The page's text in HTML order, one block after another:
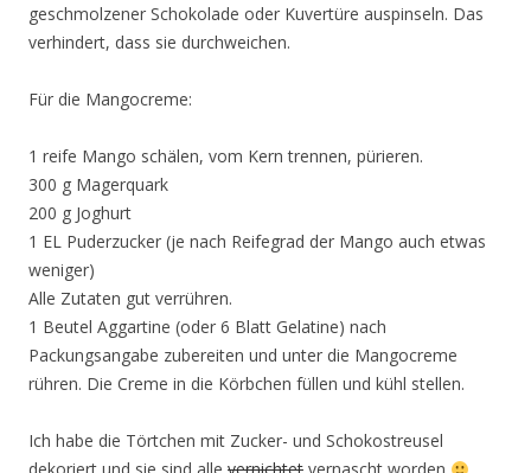
geschmolzener Schokolade oder Kuvertüre auspinseln. Das
verhindert, dass sie durchweichen.
Für die Mangocreme:
1 reife Mango schälen, vom Kern trennen, pürieren.
300 g Magerquark
200 g Joghurt
1 EL Puderzucker (je nach Reifegrad der Mango auch etwas
weniger)
Alle Zutaten gut verrühren.
1 Beutel Aggartine (oder 6 Blatt Gelatine) nach
Packungsangabe zubereiten und unter die Mangocreme
rühren. Die Creme in die Körbchen füllen und kühl stellen.
Ich habe die Törtchen mit Zucker- und Schokostreusel